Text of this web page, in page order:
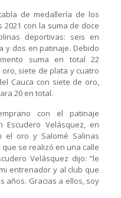
de medallería de los
2021 con la suma de doce
deportivas: seis en
y dos en patinaje. Debido
suma en total 22
siete de plata y cuatro
Cauca con siete de oro,
20 en total.
con el patinaje
Escudero Velásquez, en
el oro y Salomé Salinas
se realizó en una calle
Velásquez dijo: “le
entrenador y al club que
años. Gracias a ellos, soy